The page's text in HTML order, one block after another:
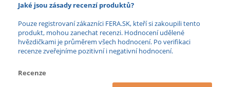
Jaké jsou zásady recenzí produktů?
Pouze registrovaní zákazníci FERA.SK, kteří si zakoupili tento
produkt, mohou zanechat recenzi. Hodnocení udělené
hvězdičkami je průměrem všech hodnocení. Po verifikaci
recenze zveřejníme pozitivní i negativní hodnocení.
Recenze